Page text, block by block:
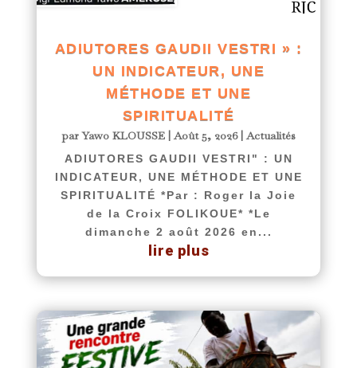
ADIUTORES GAUDII VESTRI » :
UN INDICATEUR, UNE
MÉTHODE ET UNE
SPIRITUALITÉ
parYawo KLOUSSE|Août 5, 2026|Actualités
ADIUTORES GAUDII VESTRI" : UN
INDICATEUR, UNE MÉTHODE ET UNE
SPIRITUALITÉ *Par : Roger la Joie
de la Croix FOLIKOUE* *Le
dimanche 2 août 2026 en...
lire plus